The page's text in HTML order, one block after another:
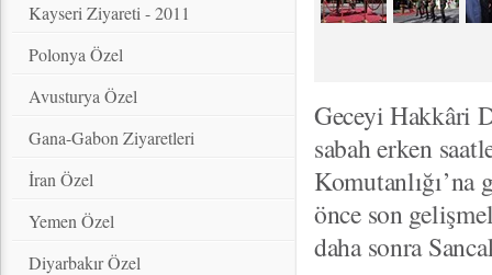
Kayseri Ziyareti - 2011
Polonya Özel
Avusturya Özel
Gana-Gabon Ziyaretleri
İran Özel
Yemen Özel
Diyarbakır Özel
Geceyi Hakkâri
sabah erken
Komutanlığı’na
önce son
daha sonra